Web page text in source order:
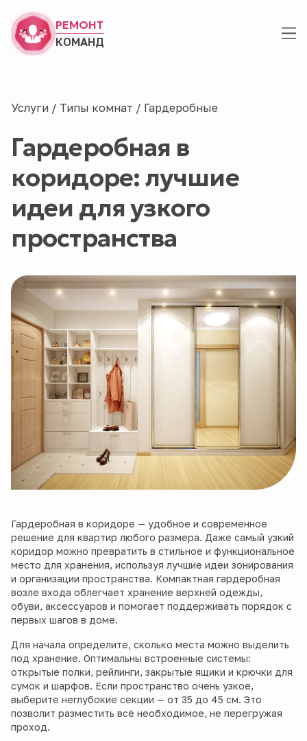
РЕМОНТ
КОМАНД
Услуги / Типы комнат / Гардеробные
Гардеробная в
коридоре: лучшие
идеи для узкого
пространства
Гардеробная в коридоре — удобное и современное
решение для квартир любого размера. Даже самый узкий
коридор можно превратить в стильное и функциональное
место для хранения, используя лучшие идеи зонирования
и организации пространства. Компактная гардеробная
возле входа облегчает хранение верхней одежды,
обуви, аксессуаров и помогает поддерживать порядок с
первых шагов в доме.
Для начала определите, сколько места можно выделить
под хранение. Оптимальны встроенные системы:
открытые полки, рейлинги, закрытые ящики и крючки для
сумок и шарфов. Если пространство очень узкое,
выберите неглубокие секции — от 35 до 45 см. Это
позволит разместить всё необходимое, не перегружая
проход.